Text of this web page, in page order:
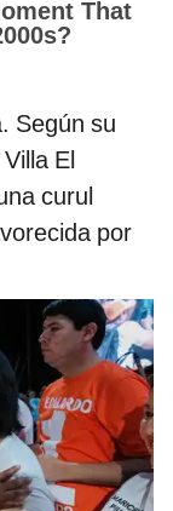
Según su
El
curul
por